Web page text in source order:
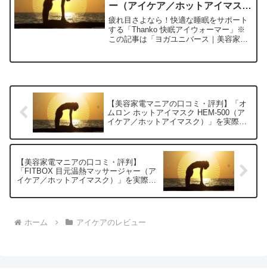
ー（アイケア／ホットアイマス
ク）」を実際に使ってみた正直感
想
疲れ目さよなら！快適な睡眠をサポート
する「Thanko 快眠アイウォーマー」※
この記事は「ヨガユニバース｜美容家電
【美容家電マニアの口コミ・評判】「オ
ムロン ホットアイマスク HEM-500（ア
イケア／ホットアイマスク）」を実際に
【美容家電マニアの口コミ・評判】
「FITBOX 目元温熱マッサージャー（ア
イケア／ホットアイマスク）」を実際に
ホーム アイケアのレビュー